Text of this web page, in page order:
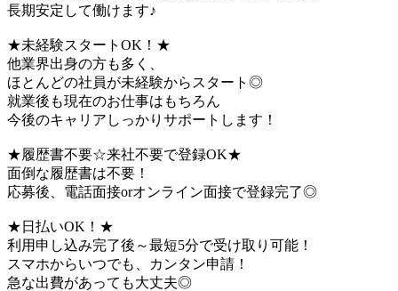
長期安定して働けます♪
★未経験スタートOK！★
他業界出身の方も多く、
ほとんどの社員が未経験からスタート◎
就業後も現在のお仕事はもちろん
今後のキャリアしっかりサポートします！
★履歴書不要☆来社不要で登録OK★
面倒な履歴書は不要！
応募後、電話面接orオンライン面接で登録完了◎
★日払いOK！★
利用申し込み完了後～最短5分で受け取り可能！
スマホからいつでも、カンタン申請！
急な出費があっても大丈夫◎